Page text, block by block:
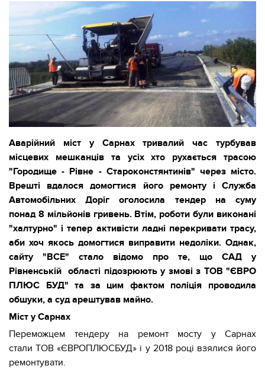
Аварійний міст у Сарнах тривалий час турбував
місцевих мешканців та усіх хто рухається трасою
"Городище - Рівне - Староконстянтинів" через місто.
Врешті вдалося домогтися його ремонту і Служба
Автомобільних Доріг оголосила тендер на суму
понад 8 мільйонів гривень. Втім, роботи були виконані
"халтурно" і тепер активісти ладні перекривати трасу,
аби хоч якось домогтися виправити недоліки. Однак,
сайту "ВСЕ" стало відомо про те, що САД у
Рівненській області підозрюють у змові з ТОВ "ЄВРО
ПЛЮС БУД" та за цим фактом поліція проводила
обшуки, а суд арештував майно.
Міст у Сарнах
Переможцем тендеру на ремонт мосту у Сарнах
стали ТОВ «ЄВРОПЛЮСБУД» і у 2018 році взялися його
ремонтувати.